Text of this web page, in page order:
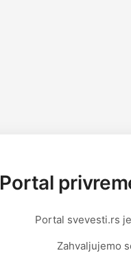
Portal
Portal svevesti.rs
Zahvaljujemo